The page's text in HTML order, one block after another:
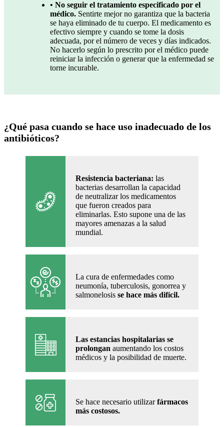
• No seguir el tratamiento especificado por el
médico. Sentirte mejor no garantiza que la bacteria
se haya eliminado de tu cuerpo. El medicamento es
efectivo siempre y cuando se tome la dosis
adecuada, por el número de veces y días indicados.
No hacerlo según lo prescrito por el médico puede
reiniciar la infección o generar que la enfermedad se
torne incurable.
¿Qué pasa cuando se hace uso inadecuado de los
antibióticos?
Resistencia bacteriana: las
bacterias desarrollan la capacidad
de neutralizar los medicamentos
que fueron creados para
eliminarlas. Esto supone una de las
mayores amenazas a la salud
mundial.
La cura de enfermedades como
neumonía, tuberculosis, gonorrea y
salmonelosisse hace más difícil.
Las estancias hospitalarias se
prolongan aumentando los costos
médicos y la posibilidad de muerte.
Se hace necesario utilizarfármacos
más costosos.